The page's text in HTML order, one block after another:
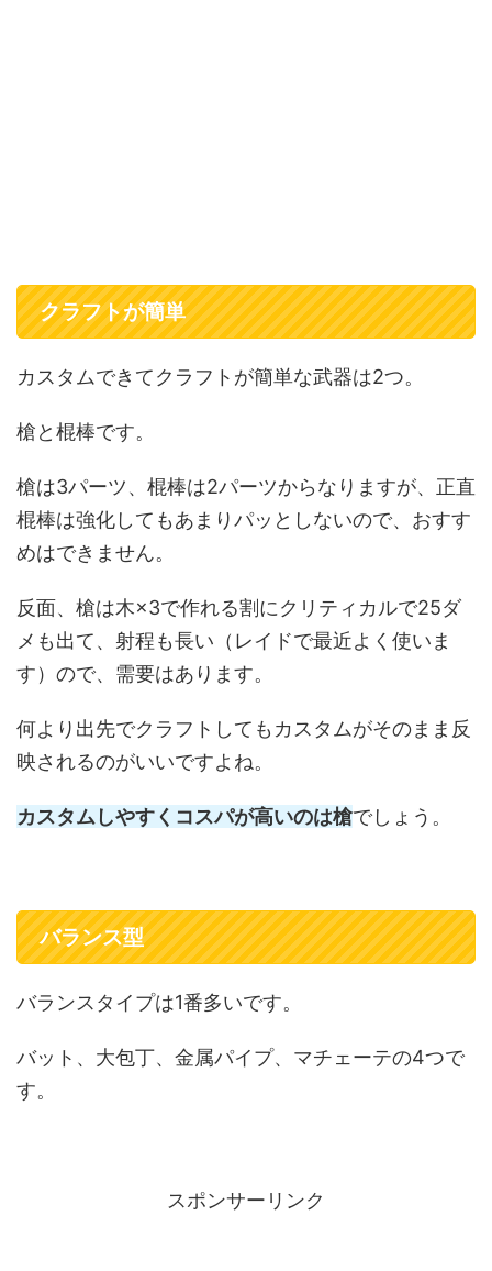
クラフトが簡単
カスタムできてクラフトが簡単な武器は2つ。
槍と棍棒です。
槍は3パーツ、棍棒は2パーツからなりますが、正直
棍棒は強化してもあまりパッとしないので、おすす
めはできません。
反面、槍は木×3で作れる割にクリティカルで25ダ
メも出て、射程も長い（レイドで最近よく使いま
す）ので、需要はあります。
何より出先でクラフトしてもカスタムがそのまま反
映されるのがいいですよね。
カスタムしやすくコスパが高いのは槍でしょう。
バランス型
バランスタイプは1番多いです。
バット、大包丁、金属パイプ、マチェーテの4つで
す。
スポンサーリンク